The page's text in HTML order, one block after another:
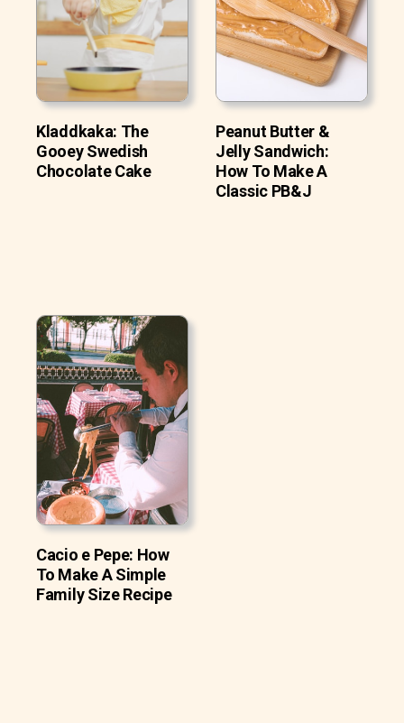
Kladdkaka: The
Gooey Swedish
Chocolate Cake
Peanut Butter &
Jelly Sandwich:
How To Make A
Classic PB&J
Cacio e Pepe: How
To Make A Simple
Family Size Recipe